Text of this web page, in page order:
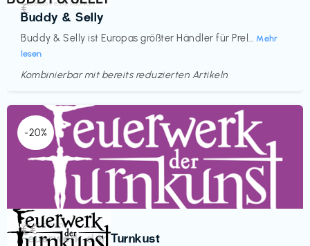
Accessoires & Fashion
Buddy & Selly
Buddy & Selly ist Europas größter Händler für Prel... Mehr
lesen
€‎
Kombinierbar mit bereits reduzierten Artikeln
-20%
Veranstaltung
Feuerwerk der Turnkust
€€‎